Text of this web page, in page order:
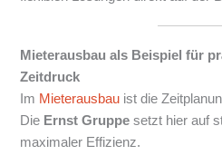
Mieterausbau als Beispiel für
Zeitdruck
Im Mieterausbau ist die
Die Ernst Gruppe setzt hier auf
maximaler Effizienz.